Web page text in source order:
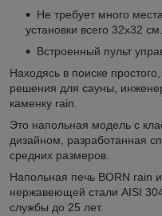
Не требует много
установки всего 32х32 см.
Встроенный пульт
Находясь в поиске
решения для сауны,
каменку rain.
Это напольная модель с
дизайном, разработанная
средних размеров.
Напольная печь BORN rain
нержавеющей стали AISI
службы до 25 лет.